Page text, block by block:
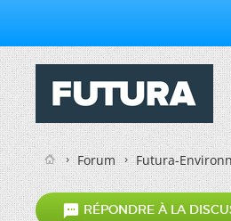
Forum Futura-
 RÉPONDRE À LA